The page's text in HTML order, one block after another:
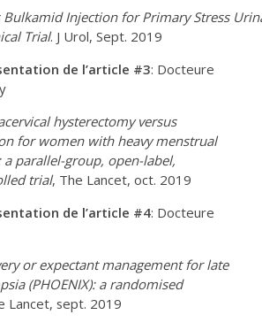
Bulkamid Injection for Primary Stress
Trial. J Urol, Sept. 2019
de l’article #3: Docteure
hysterectomy versus
for women with heavy menstrual
a parallel-group, open-label,
trial, The Lancet, oct. 2019
de l’article #4: Docteure
or expectant management for late
(PHOENIX): a randomised
Lancet, sept. 2019